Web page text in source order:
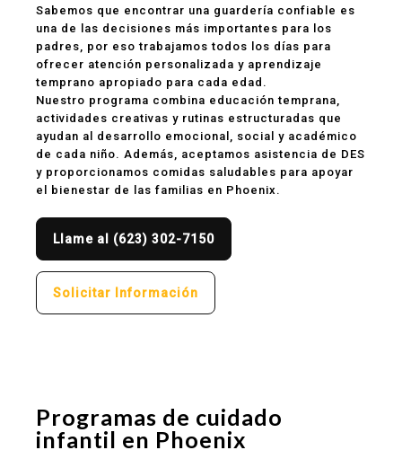
Sabemos que encontrar una guardería confiable es
una de las decisiones más importantes para los
padres, por eso trabajamos todos los días para
ofrecer atención personalizada y aprendizaje
temprano apropiado para cada edad.
Nuestro programa combina educación temprana,
actividades creativas y rutinas estructuradas que
ayudan al desarrollo emocional, social y académico
de cada niño. Además, aceptamos asistencia de DES
y proporcionamos comidas saludables para apoyar
el bienestar de las familias en Phoenix.
Llame al (623) 302-7150
Solicitar Información
Programas de cuidado
infantil en Phoenix